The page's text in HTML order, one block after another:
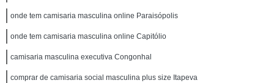
onde tem camisaria masculina online Paraisópolis
onde tem camisaria masculina online Capitólio
camisaria masculina executiva Congonhal
comprar de camisaria social masculina plus size Itapeva